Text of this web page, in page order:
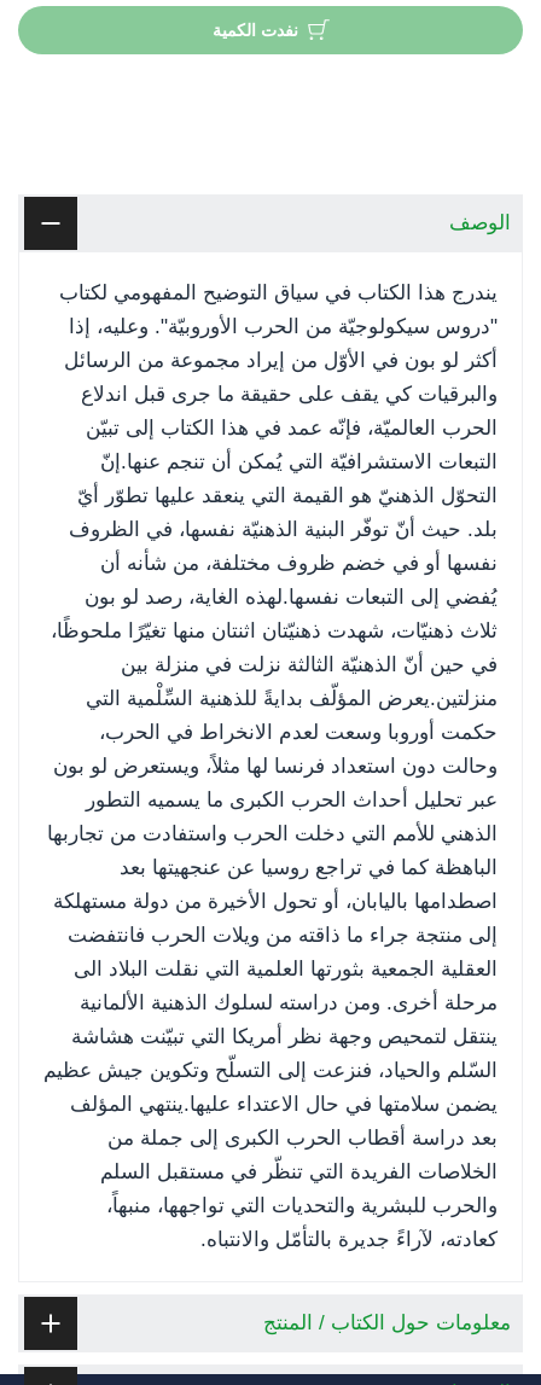
نفدت الكمية
الوصف
يندرج هذا الكتاب في سياق التوضيح المفهومي لكتاب
"دروس سيكولوجيّة من الحرب الأوروبيّة". وعليه، إذا
أكثر لو بون في الأوّل من إيراد مجموعة من الرسائل
والبرقيات كي يقف على حقيقة ما جرى قبل اندلاع
الحرب العالميّة، فإنّه عمد في هذا الكتاب إلى تبيّن
التبعات الاستشرافيّة التي يُمكن أن تنجم عنها.إنّ
التحوّل الذهنيّ هو القيمة التي ينعقد عليها تطوّر أيّ
بلد. حيث أنّ توفّر البنية الذهنيّة نفسها، في الظروف
نفسها أو في خضم ظروف مختلفة، من شأنه أن
يُفضي إلى التبعات نفسها.لهذه الغاية، رصد لو بون
ثلاث ذهنيّات، شهدت ذهنيّتان اثنتان منها تغيّرًا ملحوظًا،
في حين أنّ الذهنيّة الثالثة نزلت في منزلة بين
منزلتين.يعرض المؤلّف بدايةً للذهنية السِّلْمية التي
حكمت أوروبا وسعت لعدم الانخراط في الحرب،
وحالت دون استعداد فرنسا لها مثلاً، ويستعرض لو بون
عبر تحليل أحداث الحرب الكبرى ما يسميه التطور
الذهني للأمم التي دخلت الحرب واستفادت من تجاربها
الباهظة كما في تراجع روسيا عن عنجهيتها بعد
اصطدامها باليابان، أو تحول الأخيرة من دولة مستهلكة
إلى منتجة جراء ما ذاقته من ويلات الحرب فانتفضت
العقلية الجمعية بثورتها العلمية التي نقلت البلاد الى
مرحلة أخرى. ومن دراسته لسلوك الذهنية الألمانية
ينتقل لتمحيص وجهة نظر أمريكا التي تبيّنت هشاشة
السّلم والحياد، فنزعت إلى التسلّح وتكوين جيش عظيم
يضمن سلامتها في حال الاعتداء عليها.ينتهي المؤلف
بعد دراسة أقطاب الحرب الكبرى إلى جملة من
الخلاصات الفريدة التي تنظّر في مستقبل السلم
والحرب للبشرية والتحديات التي تواجهها، منبهاً،
كعادته، لآراءً جديرة بالتأمّل والانتباه.
معلومات حول الكتاب / المنتج